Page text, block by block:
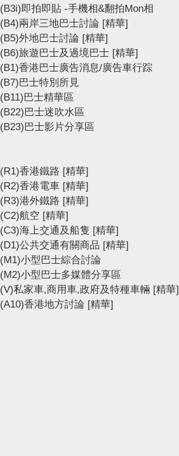
(B3i)即拍即貼 -手機相&翻拍Mon相
(B4)兩岸三地巴士討論 [精華]
(B5)外地巴士討論 [精華]
(B6)旅遊巴士及過境巴士 [精華]
(B1)香港巴士廣告消息/廣告車行踪
(B7)巴士特別所見
(B11)巴士精華區
(B22)巴士迷吹水區
(B23)巴士影片分享區
(R1)香港鐵路 [精華]
(R2)香港電車 [精華]
(R3)港外鐵路 [精華]
(C2)航空 [精華]
(C3)海上交通及船隻 [精華]
(D1)公共交通有關商品 [精華]
(M1)小型巴士綜合討論
(M2)小型巴士多媒體分享區
(V)私家車,商用車,政府及特種車輛 [精華]
(A10)香港地方討論 [精華]